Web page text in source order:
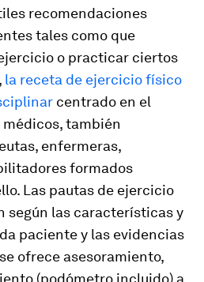
recomendaciones
tales como que
o practicar ciertos
la receta de ejercicio físico
centrado en el
también
enfermeras,
formados
Las pautas de ejercicio
según las características y
paciente y las evidencias
ofrece asesoramiento,
(podómetro incluido) a